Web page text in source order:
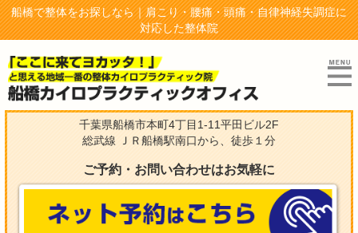
船橋で整体をお探しなら｜肩こり・腰痛・頭痛・自律神経失調症に
対応した整体院
千葉県船橋市本町4丁目1-11平田ビル2F
総武線 ＪＲ船橋駅南口から、徒歩１分
ご予約・お問い合わせはお気軽に